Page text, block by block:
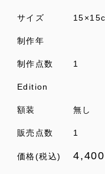
サイズ
制作年
制作点数 1
Edition
額装 無し
販売点数 1
価格(税込) 4,400